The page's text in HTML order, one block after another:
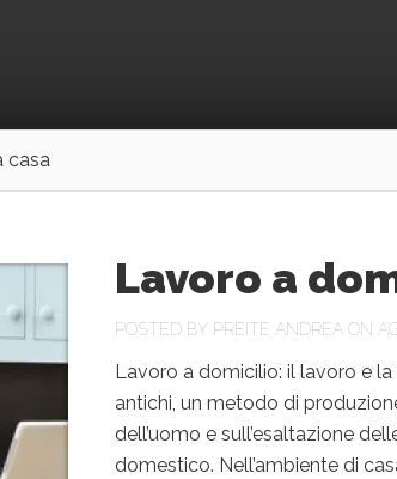
casa
Lavoro a
POSTED BY PREITE ANDREA ON
Lavoro a domicilio: il lavoro e
antichi, un metodo di
dell’uomo e sull’esaltazione
domestico. Nell’ambiente di